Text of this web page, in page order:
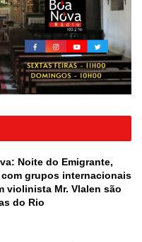
Noite do Emigrante,
grupos internacionais
violinista Mr. Vlalen são
do Rio